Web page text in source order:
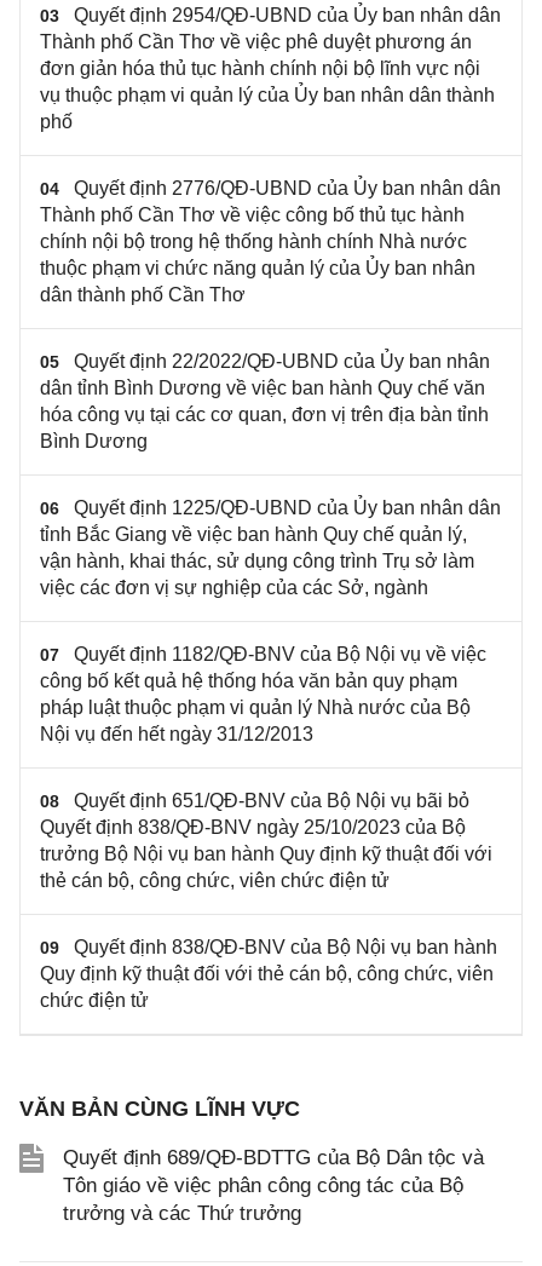
03
Quyết định 2954/QĐ-UBND của Ủy ban nhân dân
Thành phố Cần Thơ về việc phê duyệt phương án
đơn giản hóa thủ tục hành chính nội bộ lĩnh vực nội
vụ thuộc phạm vi quản lý của Ủy ban nhân dân thành
phố
04
Quyết định 2776/QĐ-UBND của Ủy ban nhân dân
Thành phố Cần Thơ về việc công bố thủ tục hành
chính nội bộ trong hệ thống hành chính Nhà nước
thuộc phạm vi chức năng quản lý của Ủy ban nhân
dân thành phố Cần Thơ
05
Quyết định 22/2022/QĐ-UBND của Ủy ban nhân
dân tỉnh Bình Dương về việc ban hành Quy chế văn
hóa công vụ tại các cơ quan, đơn vị trên địa bàn tỉnh
Bình Dương
06
Quyết định 1225/QĐ-UBND của Ủy ban nhân dân
tỉnh Bắc Giang về việc ban hành Quy chế quản lý,
vận hành, khai thác, sử dụng công trình Trụ sở làm
việc các đơn vị sự nghiệp của các Sở, ngành
07
Quyết định 1182/QĐ-BNV của Bộ Nội vụ về việc
công bố kết quả hệ thống hóa văn bản quy phạm
pháp luật thuộc phạm vi quản lý Nhà nước của Bộ
Nội vụ đến hết ngày 31/12/2013
08
Quyết định 651/QĐ-BNV của Bộ Nội vụ bãi bỏ
Quyết định 838/QĐ-BNV ngày 25/10/2023 của Bộ
trưởng Bộ Nội vụ ban hành Quy định kỹ thuật đối với
thẻ cán bộ, công chức, viên chức điện tử
09
Quyết định 838/QĐ-BNV của Bộ Nội vụ ban hành
Quy định kỹ thuật đối với thẻ cán bộ, công chức, viên
chức điện tử
VĂN BẢN CÙNG LĨNH VỰC
Quyết định 689/QĐ-BDTTG của Bộ Dân tộc và
Tôn giáo về việc phân công công tác của Bộ
trưởng và các Thứ trưởng